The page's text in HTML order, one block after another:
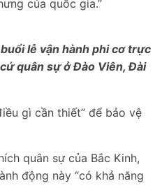
của quốc gia.”
lễ vận hành phi cơ trực
quân sự ở Đào Viên, Đài
gì cần thiết” để bảo vệ
quân sự của Bắc Kinh,
động này “có khả năng